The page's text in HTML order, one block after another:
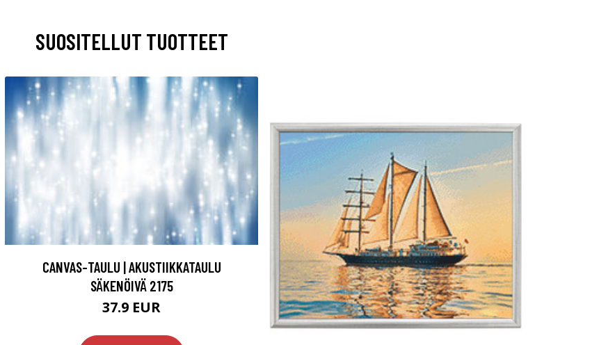
SUOSITELLUT TUOTTEET
CANVAS-TAULU | AKUSTIIKKATAULU
SÄKENÖIVÄ 2175
37.9 EUR